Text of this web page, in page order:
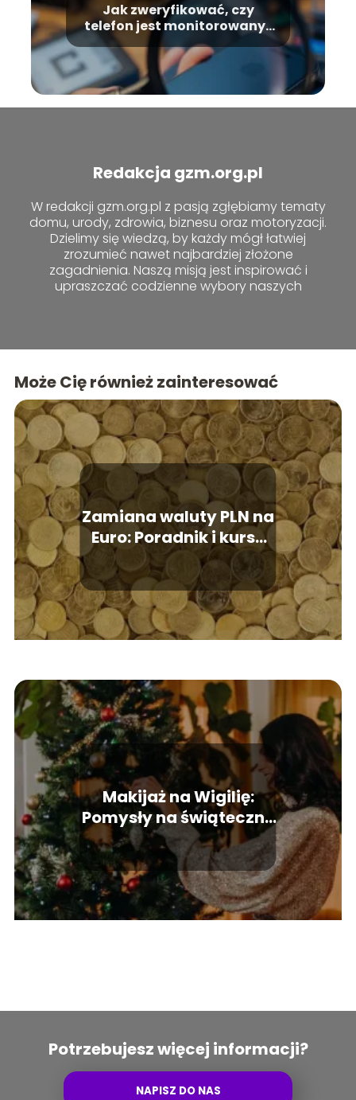
Jak zweryfikować, czy
telefon jest monitorowany?
Oto efektywne metody
Redakcja gzm.org.pl
W redakcji gzm.org.pl z pasją zgłębiamy tematy
domu, urody, zdrowia, biznesu oraz motoryzacji.
Dzielimy się wiedzą, by każdy mógł łatwiej
zrozumieć nawet najbardziej złożone
zagadnienia. Naszą misją jest inspirować i
upraszczać codzienne wybory naszych
Może Cię również zainteresować
Zamiana waluty PLN na
Euro: Poradnik i kursy
wymiany
Makijaż na Wigilię:
Pomysły na świąteczny
look
Potrzebujesz więcej informacji?
NAPISZ DO NAS